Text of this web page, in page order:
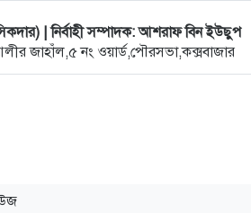
| নির্বাহী সম্পাদক: আশরাফ বিন ইউছুপ
জাহাঁল,৫ নং ওয়ার্ড,পৌরসভা,কক্সবাজার